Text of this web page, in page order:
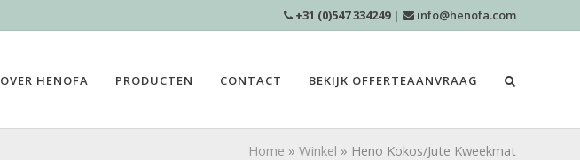
+31 (0)547 334249| info@henofa.com
OVER HENOFA PRODUCTEN CONTACT BEKIJK OFFERTEAANVRAAG
Home » Winkel » Heno Kokos/Jute Kweekmat